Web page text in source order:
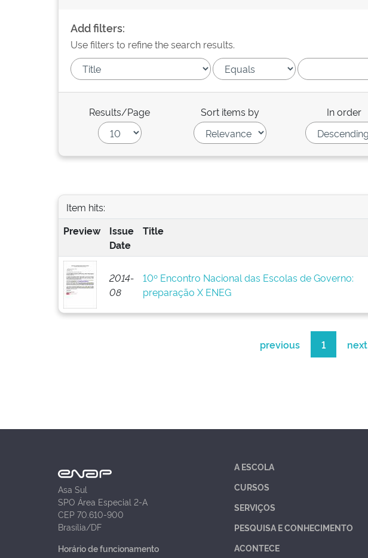
Add filters:
Use filters to refine the search results.
Results/Page Sort items by In order
Item hits:
Preview
Issue
Date
Title
2014-
08
10º Encontro Nacional das Escolas de Governo:
preparação X ENEG
previous 1 next
Asa Sul
SPO Área Especial 2-A
CEP 70.610-900
Brasília/DF
Horário de funcionamento
A ESCOLA
CURSOS
SERVIÇOS
PESQUISA E CONHECIMENTO
ACONTECE